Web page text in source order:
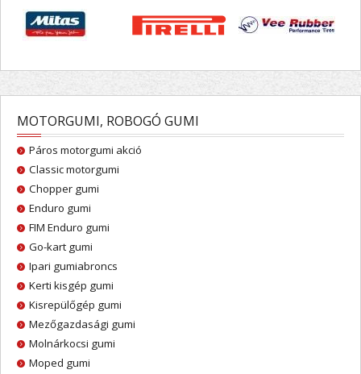
MOTORGUMI, ROBOGÓ GUMI
Páros motorgumi akció
Classic motorgumi
Chopper gumi
Enduro gumi
FIM Enduro gumi
Go-kart gumi
Ipari gumiabroncs
Kerti kisgép gumi
Kisrepülőgép gumi
Mezőgazdasági gumi
Molnárkocsi gumi
Moped gumi